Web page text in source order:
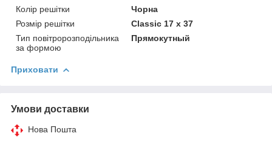
Колір решітки
Чорна
Розмір решітки
Classic 17 х 37
Тип повітророзподільника
за формою
Прямокутный
Приховати
Умови доставки
Нова Пошта